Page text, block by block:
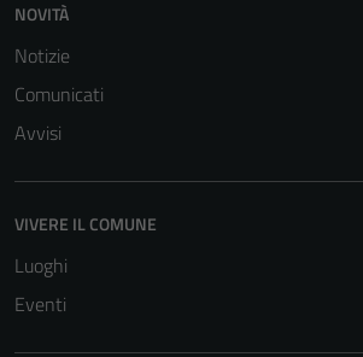
NOVITÀ
Notizie
Comunicati
Avvisi
VIVERE IL COMUNE
Luoghi
Eventi